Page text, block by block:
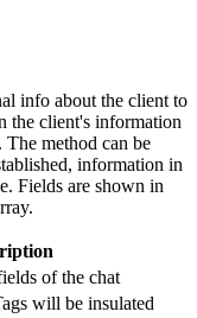
info about the client to
the client's information
method can be
information in
Fields are shown in
of the chat
will be insulated